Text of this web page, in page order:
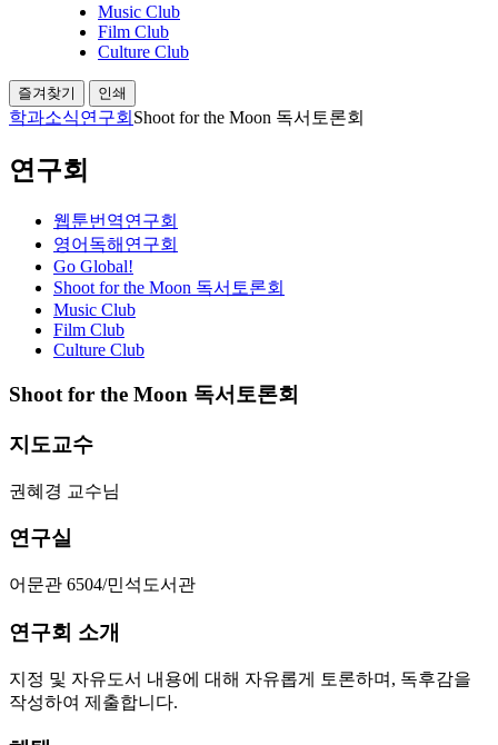
Music Club
Film Club
Culture Club
즐겨찾기 인쇄
학과소식연구회 Shoot for the Moon 독서토론회
연구회
웹툰번역연구회
영어독해연구회
Go Global!
Shoot for the Moon 독서토론회
Music Club
Film Club
Culture Club
Shoot for the Moon 독서토론회
지도교수
권혜경 교수님
연구실
어문관 6504/민석도서관
연구회 소개
지정 및 자유도서 내용에 대해 자유롭게 토론하며, 독후감을
작성하여 제출합니다.